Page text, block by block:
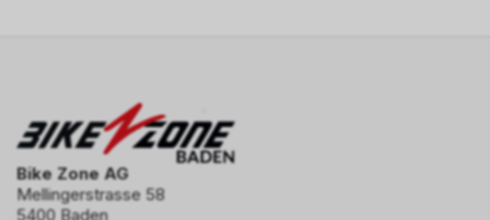
Bike Zone AG
Mellingerstrasse 58
5400 Baden